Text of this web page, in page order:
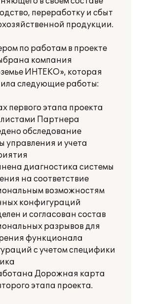
переработку и сбыт
продукции.
по работам в проекте
компания
ИНТЕКО», которая
следующие работы:
первого этапа проекта
Партнера
обследование
управления и учета
диагностика системы
на соответствие
возможностям
конфигураций
и согласован состав
разрывов для
функционала
с учетом специфики
Дорожная карта
этапа проекта.